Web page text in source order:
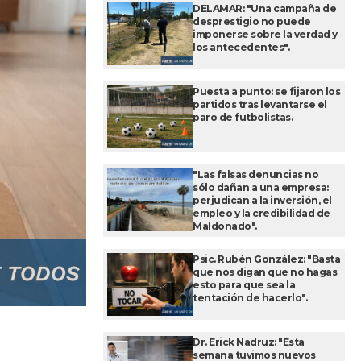
DELAMAR: "Una campaña de
desprestigio no puede
imponerse sobre la verdad y
los antecedentes".
Puesta a punto: se fijaron los
partidos tras levantarse el
paro de futbolistas.
"Las falsas denuncias no
sólo dañan a una empresa:
perjudican a la inversión, el
empleo y la credibilidad de
Maldonado".
Psic. Rubén González: "Basta
que nos digan que no hagas
esto para que sea la
tentación de hacerlo".
Dr. Erick Nadruz: "Esta
semana tuvimos nuevos